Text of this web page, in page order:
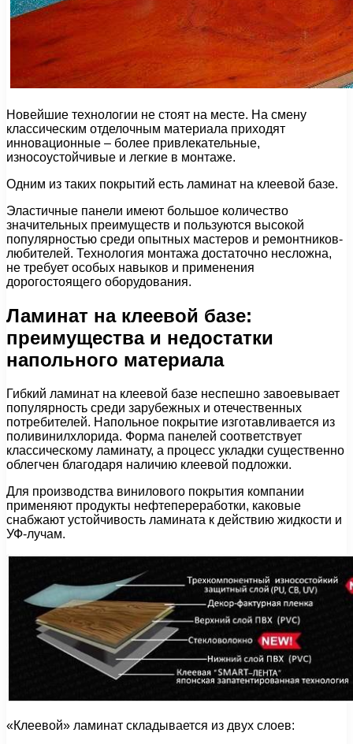
Новейшие технологии не стоят на месте. На смену
классическим отделочным материала приходят
инновационные – более привлекательные,
износоустойчивые и легкие в монтаже.
Одним из таких покрытий есть ламинат на клеевой базе.
Эластичные панели имеют большое количество
значительных преимуществ и пользуются высокой
популярностью среди опытных мастеров и ремонтников-
любителей. Технология монтажа достаточно несложна,
не требует особых навыков и применения
дорогостоящего оборудования.
Ламинат на клеевой базе:
преимущества и недостатки
напольного материала
Гибкий ламинат на клеевой базе неспешно завоевывает
популярность среди зарубежных и отечественных
потребителей. Напольное покрытие изготавливается из
поливинилхлорида. Форма панелей соответствует
классическому ламинату, а процесс укладки существенно
облегчен благодаря наличию клеевой подложки.
Для производства винилового покрытия компании
применяют продукты нефтепереработки, каковые
снабжают устойчивость ламината к действию жидкости и
УФ-лучам.
«Клеевой» ламинат складывается из двух слоев: